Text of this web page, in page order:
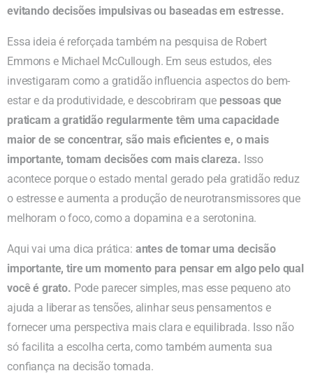
evitando decisões impulsivas ou baseadas em estresse.
Essa ideia é reforçada também na pesquisa de Robert
Emmons e Michael McCullough. Em seus estudos, eles
investigaram como a gratidão influencia aspectos do bem-
estar e da produtividade, e descobriram que pessoas que
praticam a gratidão regularmente têm uma capacidade
maior de se concentrar, são mais eficientes e, o mais
importante, tomam decisões com mais clareza. Isso
acontece porque o estado mental gerado pela gratidão reduz
o estresse e aumenta a produção de neurotransmissores que
melhoram o foco, como a dopamina e a serotonina.
Aqui vai uma dica prática: antes de tomar uma decisão
importante, tire um momento para pensar em algo pelo qual
você é grato. Pode parecer simples, mas esse pequeno ato
ajuda a liberar as tensões, alinhar seus pensamentos e
fornecer uma perspectiva mais clara e equilibrada. Isso não
só facilita a escolha certa, como também aumenta sua
confiança na decisão tomada.